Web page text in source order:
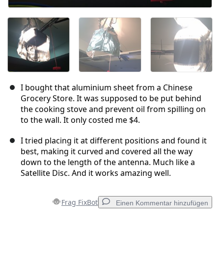
I bought that aluminium sheet from a Chinese
Grocery Store. It was supposed to be put behind
the cooking stove and prevent oil from spilling on
to the wall. It only costed me $4.
I tried placing it at different positions and found it
best, making it curved and covered all the way
down to the length of the antenna. Much like a
Satellite Disc. And it works amazing well.
Frag FixBot Einen Kommentar hinzufügen